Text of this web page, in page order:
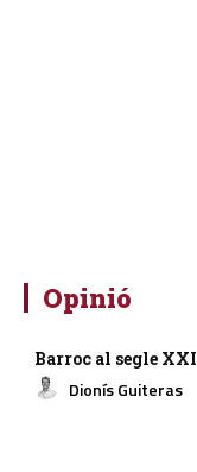
Opinió
Barroc al segle XXI
Dionís Guiteras